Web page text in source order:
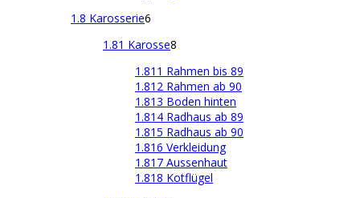
1.8 Karosserie6
1.81 Karosse8
1.811 Rahmen bis 89
1.812 Rahmen ab 90
1.813 Boden hinten
1.814 Radhaus ab 89
1.815 Radhaus ab 90
1.816 Verkleidung
1.817 Aussenhaut
1.818 Kotflügel